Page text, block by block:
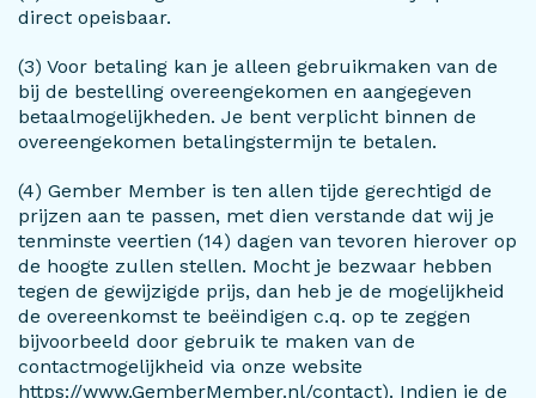
direct opeisbaar.
(3) Voor betaling kan je alleen gebruikmaken van de
bij de bestelling overeengekomen en aangegeven
betaalmogelijkheden. Je bent verplicht binnen de
overeengekomen betalingstermijn te betalen.
(4) Gember Member is ten allen tijde gerechtigd de
prijzen aan te passen, met dien verstande dat wij je
tenminste veertien (14) dagen van tevoren hierover op
de hoogte zullen stellen. Mocht je bezwaar hebben
tegen de gewijzigde prijs, dan heb je de mogelijkheid
de overeenkomst te beëindigen c.q. op te zeggen
bijvoorbeeld door gebruik te maken van de
contactmogelijkheid via onze website
https://www.GemberMember.nl/contact). Indien je de